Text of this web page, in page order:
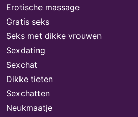
Erotische massage
Gratis seks
Seks met dikke vrouwen
Sexdating
Sexchat
Dikke tieten
Sexchatten
Neukmaatje